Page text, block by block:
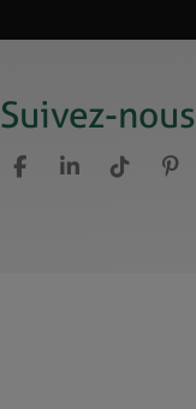
Suivez-nous